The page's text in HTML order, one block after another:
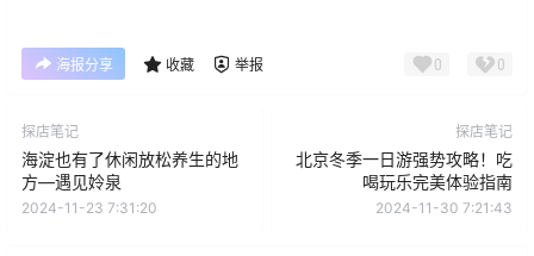
海报分享 收藏 举报 0 0
探店笔记
海淀也有了休闲放松养生的地
方—遇见姈泉
2024-11-23 7:31:20
探店笔记
北京冬季一日游强势攻略！吃
喝玩乐完美体验指南
2024-11-30 7:21:43